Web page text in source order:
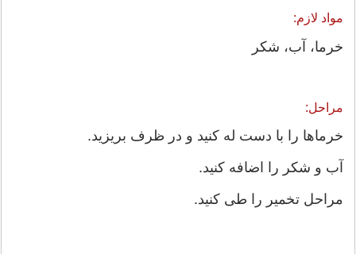
مواد لازم:
خرما، آب، شکر
مراحل:
خرماها را با دست له کنید و در ظرف بریزید.
آب و شکر را اضافه کنید.
مراحل تخمیر را طی کنید.